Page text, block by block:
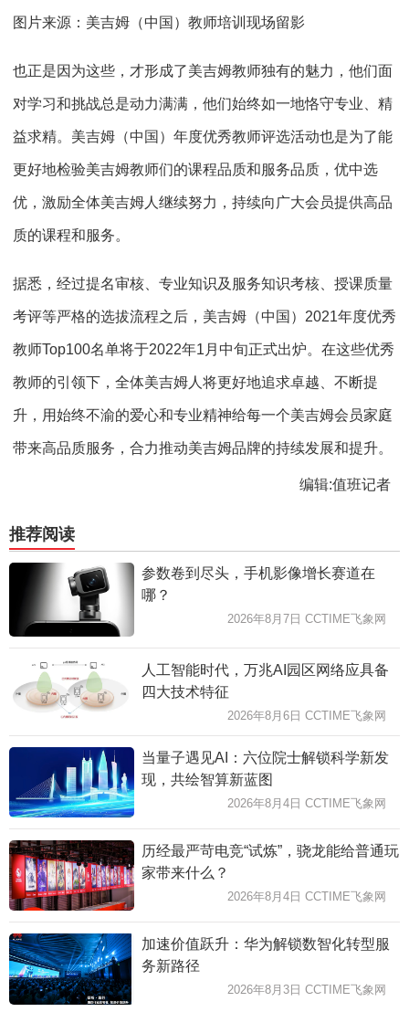
图片来源：美吉姆（中国）教师培训现场留影
也正是因为这些，才形成了美吉姆教师独有的魅力，他们面
对学习和挑战总是动力满满，他们始终如一地恪守专业、精
益求精。美吉姆（中国）年度优秀教师评选活动也是为了能
更好地检验美吉姆教师们的课程品质和服务品质，优中选
优，激励全体美吉姆人继续努力，持续向广大会员提供高品
质的课程和服务。
据悉，经过提名审核、专业知识及服务知识考核、授课质量
考评等严格的选拔流程之后，美吉姆（中国）2021年度优秀
教师Top100名单将于2022年1月中旬正式出炉。在这些优秀
教师的引领下，全体美吉姆人将更好地追求卓越、不断提
升，用始终不渝的爱心和专业精神给每一个美吉姆会员家庭
带来高品质服务，合力推动美吉姆品牌的持续发展和提升。
编辑:值班记者
推荐阅读
参数卷到尽头，手机影像增长赛道在
哪？
2026年8月7日 CCTIME飞象网
人工智能时代，万兆AI园区网络应具备
四大技术特征
2026年8月6日 CCTIME飞象网
当量子遇见AI：六位院士解锁科学新发
现，共绘智算新蓝图
2026年8月4日 CCTIME飞象网
历经最严苛电竞“试炼”，骁龙能给普通玩
家带来什么？
2026年8月4日 CCTIME飞象网
加速价值跃升：华为解锁数智化转型服
务新路径
2026年8月3日 CCTIME飞象网